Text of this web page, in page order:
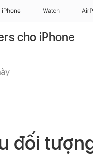
iPhone Watch
cho iPhone
đối